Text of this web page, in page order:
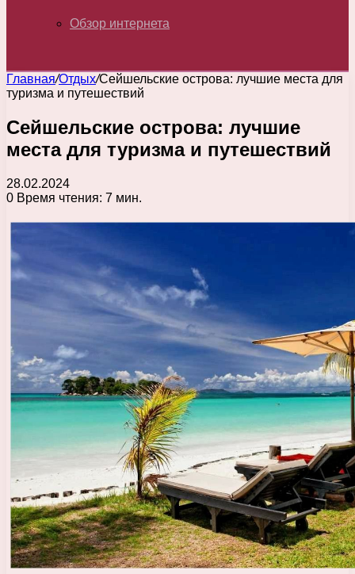
Обзор интернета
Главная/Отдых/Сейшельские острова: лучшие места для
туризма и путешествий
Сейшельские острова: лучшие
места для туризма и путешествий
28.02.2024
0 Время чтения: 7 мин.